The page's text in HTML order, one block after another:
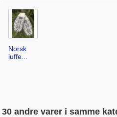
Norsk
luffe...
30 andre varer i samme